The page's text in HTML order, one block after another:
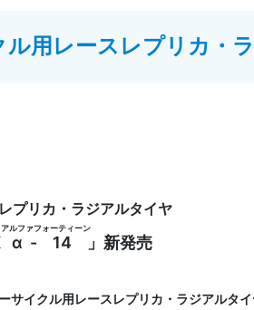
ル用レースレプリカ・
プリカ・ラジアルタイヤ
α
アルファ
- 14
フォーティーン
」新発売
サイクル用レースレプリカ・ラジアルタ